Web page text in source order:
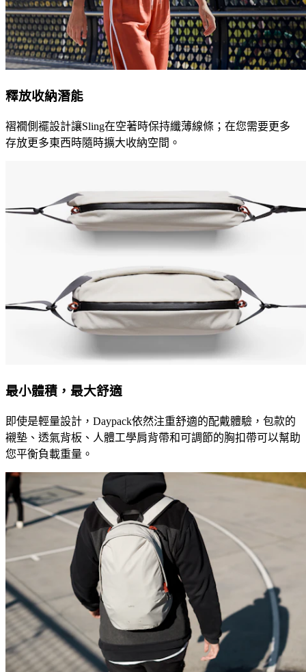
釋放收納潛能
褶襉側襬設計讓Sling在空著時保持纖薄線條；在您需要更多
存放更多東西時隨時擴大收納空間。
最小體積，最大舒適
即使是輕量設計，Daypack依然注重舒適的配戴體驗，包款的
襯墊、透氣背板、人體工學肩背帶和可調節的胸扣帶可以幫助
您平衡負載重量。